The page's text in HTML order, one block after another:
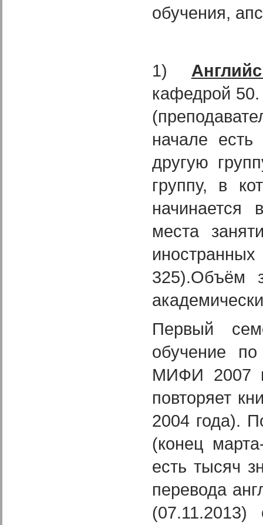
обучения,
1)
кафедрой
начале
другую
группу, в
начинается
места
325).Объём
Первый
обучение
МИФИ 2007
повторяет
2004 года).
(конец
есть тысяч
перевода
(07.11.2013)